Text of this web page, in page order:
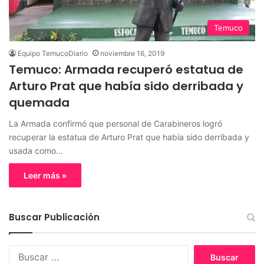
Temuco
Equipo TemucoDiario noviembre 16, 2019
Temuco: Armada recuperó estatua de
Arturo Prat que había sido derribada y
quemada
La Armada confirmó que personal de Carabineros logró
recuperar la estatua de Arturo Prat que había sido derribada y
usada como…
Leer más »
Buscar Publicación